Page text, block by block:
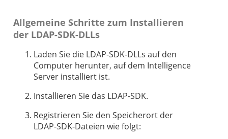
Allgemeine Schritte zum Installieren
der LDAP-SDK-DLLs
Laden Sie die LDAP-SDK-DLLs auf den
Computer herunter, auf dem Intelligence
Server installiert ist.
Installieren Sie das LDAP-SDK.
Registrieren Sie den Speicherort der
LDAP-SDK-Dateien wie folgt: